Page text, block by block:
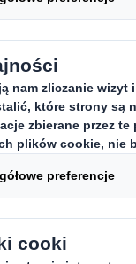
się
sposób
z
z naszymi